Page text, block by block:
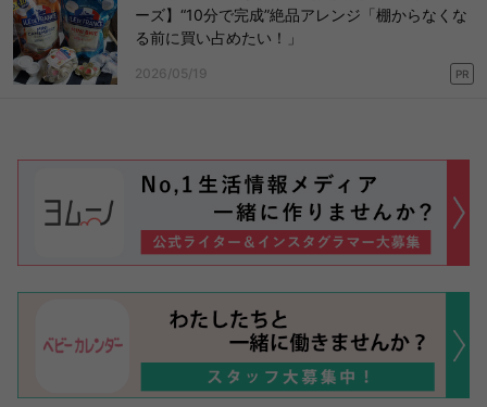
ーズ】“10分で完成”絶品アレンジ「棚からなくな
る前に買い占めたい！」
2026/05/19 PR